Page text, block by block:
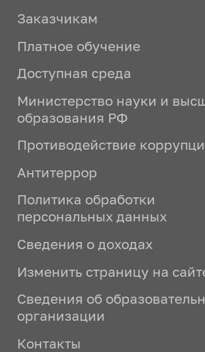
Заказчикам
Платное обучение
Доступная среда
Министерство науки и
образования РФ
Противодействие
Антитеррор
Политика обработки
персональных данных
Сведения о доходах
Изменить страницу на
Сведения об
организации
Контакты